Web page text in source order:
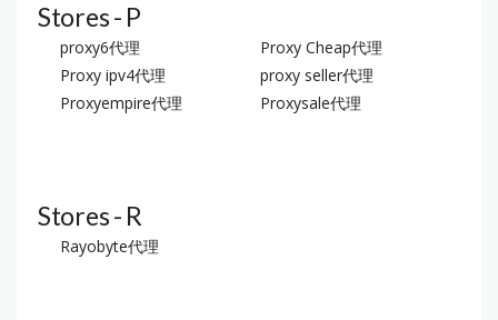
Stores - P
proxy6代理
Proxy Cheap代理
Proxy ipv4代理
proxy seller代理
Proxyempire代理
Proxysale代理
Stores - R
Rayobyte代理